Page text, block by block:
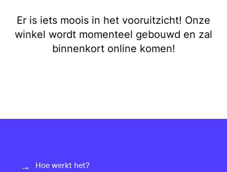
Er is iets moois in het vooruitzicht! Onze
winkel wordt momenteel gebouwd en zal
binnenkort online komen!
Hoe werkt het?